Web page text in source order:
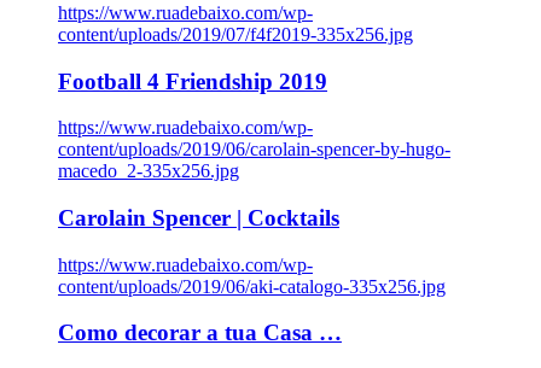
https://www.ruadebaixo.com/wp-
content/uploads/2019/07/f4f2019-335x256.jpg
Football 4 Friendship 2019
https://www.ruadebaixo.com/wp-
content/uploads/2019/06/carolain-spencer-by-hugo-
macedo_2-335x256.jpg
Carolain Spencer | Cocktails
https://www.ruadebaixo.com/wp-
content/uploads/2019/06/aki-catalogo-335x256.jpg
Como decorar a tua Casa …